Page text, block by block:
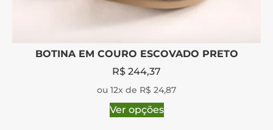
BOTINA EM COURO ESCOVADO PRETO
R$ 244,37
ou 12x de R$ 24,87
Ver opções